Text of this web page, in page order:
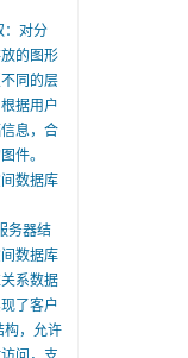
对分
的图形
同的层
据用户
息，合
件。
数据库
务器结
数据库
系数据
了客户
构，允许